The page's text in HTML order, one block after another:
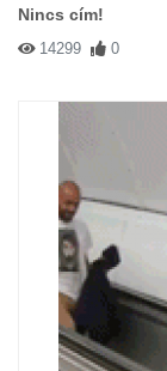
Nincs cím!
14299 0